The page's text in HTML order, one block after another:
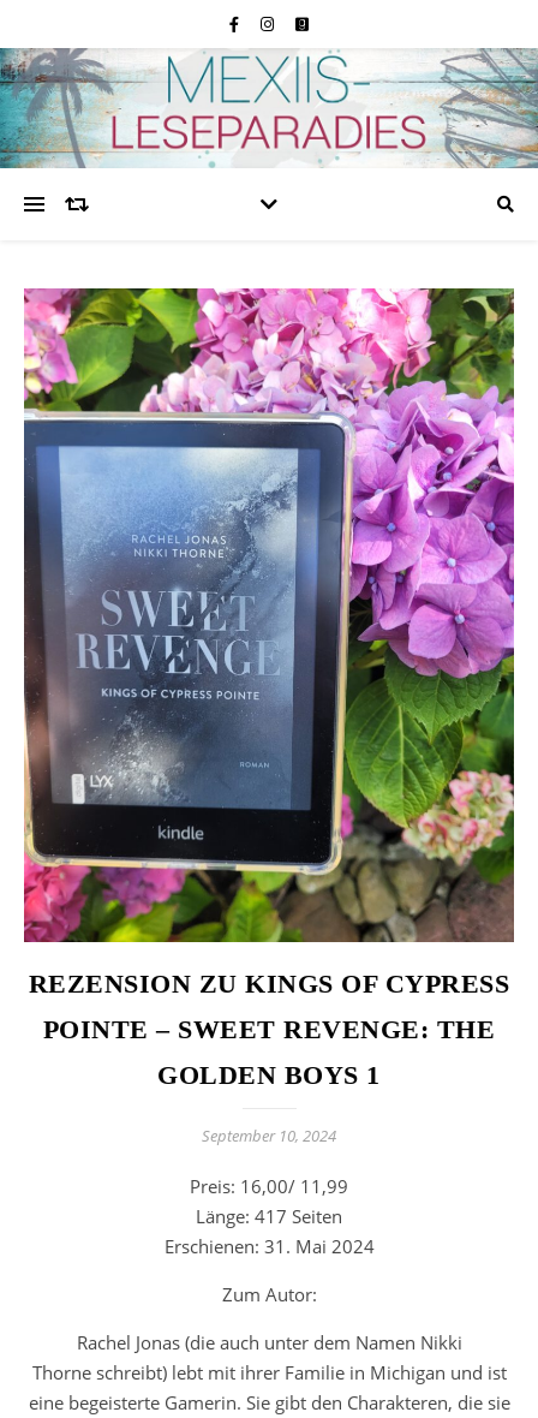
REZENSION ZU KINGS OF CYPRESS
POINTE – SWEET REVENGE: THE
GOLDEN BOYS 1
September 10, 2024
Preis: 16,00/ 11,99
Länge: 417 Seiten
Erschienen: 31. Mai 2024
Zum Autor:
Rachel Jonas(die auch unter dem Namen Nikki
Thorneschreibt) lebt mit ihrer Familie in Michigan und ist
eine begeisterte Gamerin. Sie gibt den Charakteren, die sie